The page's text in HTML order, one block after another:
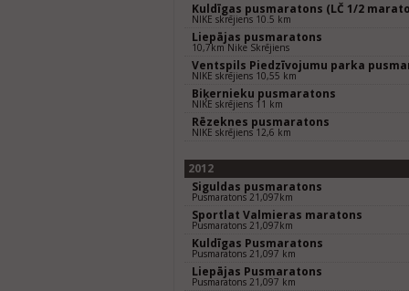
Kuldīgas pusmaratons (LČ 1/2
NIKE skrējiens 10.5 km
Liepājas pusmaratons
10,7km Nike Skrējiens
Ventspils Piedzīvojumu parka
NIKE skrējiens 10,55 km
Biķernieku pusmaratons
NIKE skrējiens 11 km
Rēzeknes pusmaratons
NIKE skrējiens 12,6 km
2012
Siguldas pusmaratons
Pusmaratons 21,097km
Sportlat Valmieras maratons
Pusmaratons 21,097km
Kuldīgas Pusmaratons
Pusmaratons 21,097 km
Liepājas Pusmaratons
Pusmaratons 21,097 km